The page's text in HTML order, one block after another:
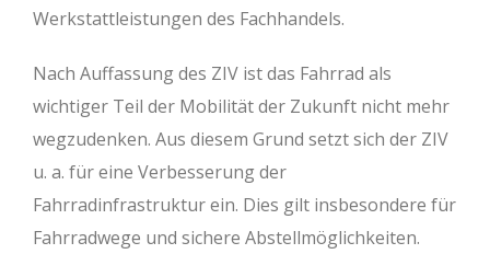
Werkstattleistungen des Fachhandels.
Nach Auffassung des ZIV ist das Fahrrad als
wichtiger Teil der Mobilität der Zukunft nicht mehr
wegzudenken. Aus diesem Grund setzt sich der ZIV
u. a. für eine Verbesserung der
Fahrradinfrastruktur ein. Dies gilt insbesondere für
Fahrradwege und sichere Abstellmöglichkeiten.